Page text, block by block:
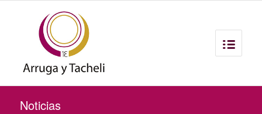
Noticias